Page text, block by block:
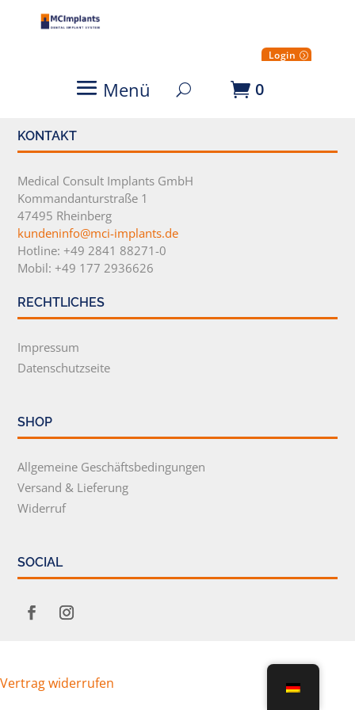
Login
Menü 0
KONTAKT
Medical Consult Implants GmbH
Kommandanturstraße 1
47495 Rheinberg
kundeninfo@mci-implants.de
Hotline: +49 2841 88271-0
Mobil: +49 177 2936626
RECHTLICHES
Impressum
Datenschutzseite
SHOP
Allgemeine Geschäftsbedingungen
Versand & Lieferung
Widerruf
SOCIAL
Vertrag widerrufen